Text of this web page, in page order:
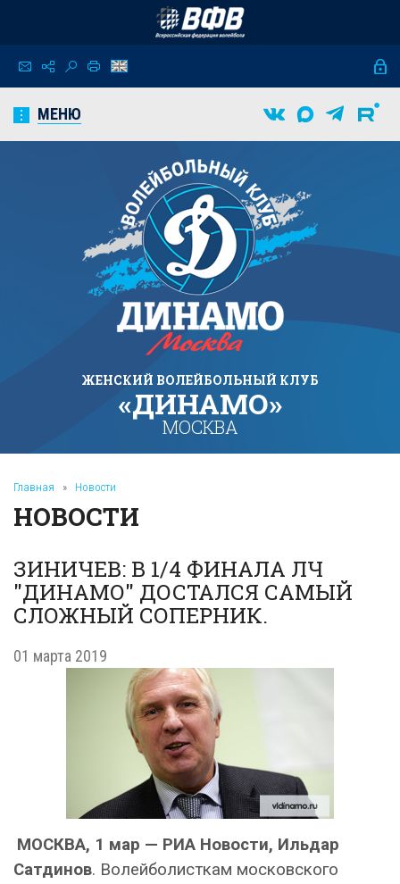
МЕНЮ
ЖЕНСКИЙ ВОЛЕЙБОЛЬНЫЙ КЛУБ
«ДИНАМО»
МОСКВА
Главная » Новости
НОВОСТИ
ЗИНИЧЕВ: В 1/4 ФИНАЛА ЛЧ
"ДИНАМО" ДОСТАЛСЯ САМЫЙ
СЛОЖНЫЙ СОПЕРНИК.
01 марта 2019
МОСКВА, 1 мар — РИА Новости, Ильдар
Сатдинов. Волейболисткам московского